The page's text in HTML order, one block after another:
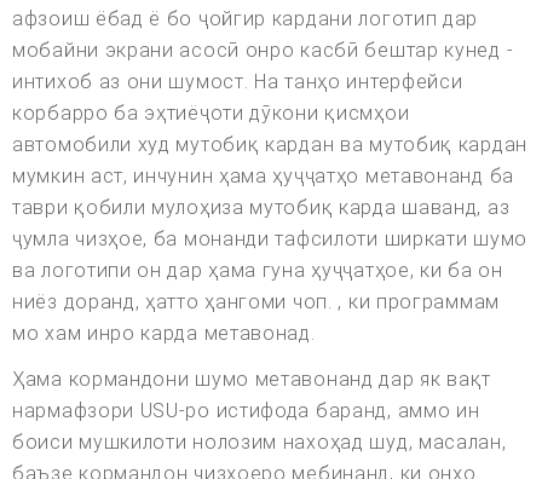
афзоиш ёбад ё бо ҷойгир кардани логотип дар
мобайни экрани асосӣ онро касбӣ бештар кунед -
интихоб аз они шумост. На танҳо интерфейси
корбарро ба эҳтиёҷоти дӯкони қисмҳои
автомобили худ мутобиқ кардан ва мутобиқ кардан
мумкин аст, инчунин ҳама ҳуҷҷатҳо метавонанд ба
таври қобили мулоҳиза мутобиқ карда шаванд, аз
ҷумла чизҳое, ба монанди тафсилоти ширкати шумо
ва логотипи он дар ҳама гуна ҳуҷҷатҳое, ки ба он
ниёз доранд, ҳатто ҳангоми чоп. , ки программам
мо хам инро карда метавонад.
Ҳама кормандони шумо метавонанд дар як вақт
нармафзори USU-ро истифода баранд, аммо ин
боиси мушкилоти нолозим нахоҳад шуд, масалан,
баъзе кормандон чизҳоеро мебинанд, ки онҳо